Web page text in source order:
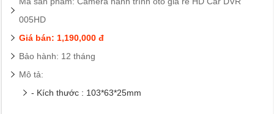
005HD
Giá bán: 1,190,000 đ
Bảo hành: 12 tháng
Mô tả:
- Kích thước : 103*63*25mm